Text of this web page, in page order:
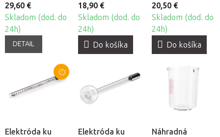
29,60 €
Skladom (dod. do
24h)
DETAIL
18,90 €
Skladom (dod. do
24h)
Do košíka
20,50 €
Skladom (dod. do
24h)
Do košíka
Elektróda ku
Elektróda ku
Náhradná